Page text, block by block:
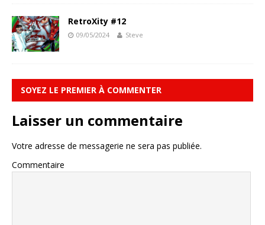
RetroXity #12
09/05/2024 Steve
SOYEZ LE PREMIER À COMMENTER
Laisser un commentaire
Votre adresse de messagerie ne sera pas publiée.
Commentaire